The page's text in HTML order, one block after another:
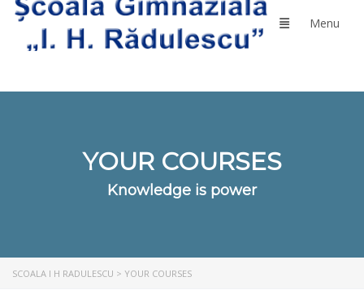
YOUR COURSES
Knowledge is power
SCOALA I H RADULESCU > YOUR COURSES